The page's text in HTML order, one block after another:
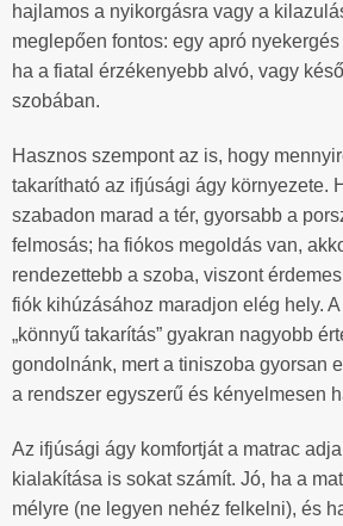
hajlamos a nyikorgásra vagy a
meglepően fontos: egy apró
ha a fiatal érzékenyebb alvó, vagy
szobában.
Hasznos szempont az is, hogy
takarítható az ifjúsági ágy környezete.
szabadon marad a tér, gyorsabb a
felmosás; ha fiókos megoldás van,
rendezettebb a szoba, viszont
fiók kihúzásához maradjon elég hely.
„könnyű takarítás” gyakran nagyobb
gondolnánk, mert a tiniszoba gyorsan
a rendszer egyszerű és kényelmesen
Az ifjúsági ágy komfortját a matrac
kialakítása is sokat számít. Jó, ha a
mélyre (ne legyen nehéz felkelni), és